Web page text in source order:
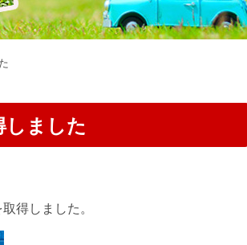
しました
得しました。